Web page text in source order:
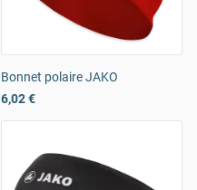
Bonnet polaire JAKO
6,02 €